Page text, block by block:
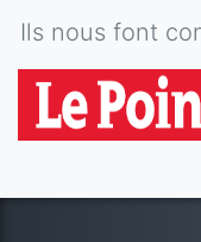
Ils nous font